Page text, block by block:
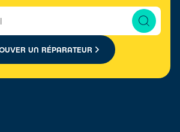
UN RÉPARATEUR